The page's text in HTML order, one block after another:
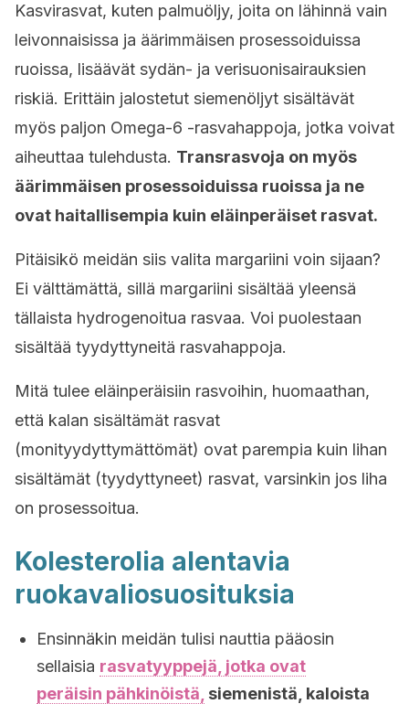
Kasvirasvat, kuten palmuöljy, joita on lähinnä vain
leivonnaisissa ja äärimmäisen prosessoiduissa
ruoissa, lisäävät sydän- ja verisuonisairauksien
riskiä. Erittäin jalostetut siemenöljyt sisältävät
myös paljon Omega-6 -rasvahappoja, jotka voivat
aiheuttaa tulehdusta. Transrasvoja on myös
äärimmäisen prosessoiduissa ruoissa ja ne
ovat haitallisempia kuin eläinperäiset rasvat.
Pitäisikö meidän siis valita margariini voin sijaan?
Ei välttämättä, sillä margariini sisältää yleensä
tällaista hydrogenoitua rasvaa. Voi puolestaan
sisältää tyydyttyneitä rasvahappoja.
Mitä tulee eläinperäisiin rasvoihin, huomaathan,
että kalan sisältämät rasvat
(monityydyttymättömät) ovat parempia kuin lihan
sisältämät (tyydyttyneet) rasvat, varsinkin jos liha
on prosessoitua.
Kolesterolia alentavia
ruokavaliosuosituksia
Ensinnäkin meidän tulisi nauttia pääosin
sellaisia rasvatyyppejä, jotka ovat
peräisin pähkinöistä, siemenistä, kaloista